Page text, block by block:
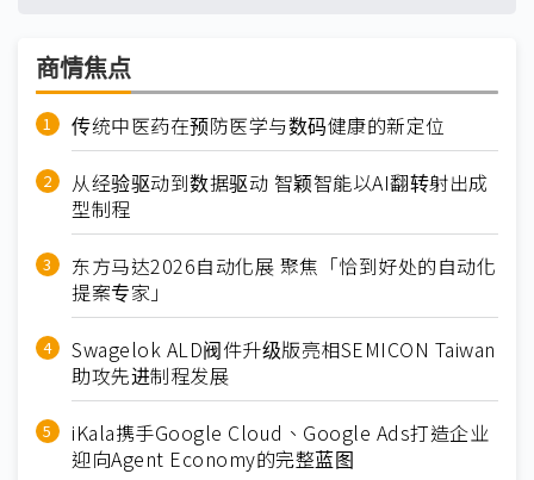
商情焦点
传统中医药在预防医学与数码健康的新定位
从经验驱动到数据驱动 智颖智能以AI翻转射出成
型制程
东方马达2026自动化展 聚焦「恰到好处的自动化
提案专家」
Swagelok ALD阀件升级版亮相SEMICON Taiwan
助攻先进制程发展
iKala携手Google Cloud、Google Ads打造企业
迎向Agent Economy的完整蓝图